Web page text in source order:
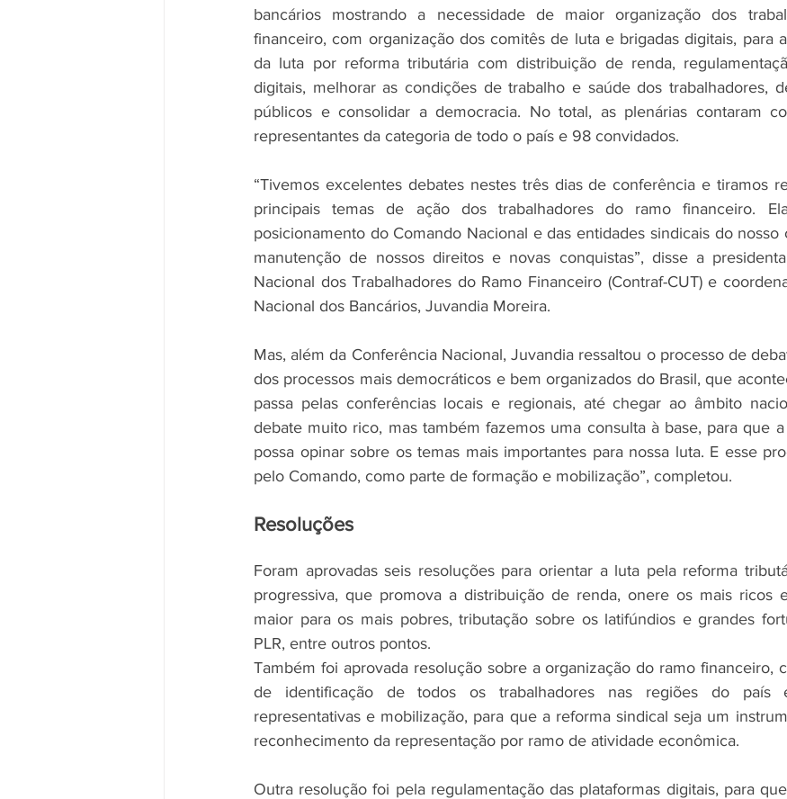
bancários mostrando a necessidade de maior organização dos
financeiro, com organização dos comitês de luta e brigadas digitais, para
da luta por reforma tributária com distribuição de renda,
digitais, melhorar as condições de trabalho e saúde dos trabalhadores,
públicos e consolidar a democracia. No total, as plenárias contaram
representantes da categoria de todo o país e 98 convidados.
“Tivemos excelentes debates nestes três dias de conferência e tiramos
principais temas de ação dos trabalhadores do ramo financeiro.
posicionamento do Comando Nacional e das entidades sindicais do nosso
manutenção de nossos direitos e novas conquistas”, disse a
Nacional dos Trabalhadores do Ramo Financeiro (Contraf-CUT) e
Nacional dos Bancários, Juvandia Moreira.
Mas, além da Conferência Nacional, Juvandia ressaltou o processo de
dos processos mais democráticos e bem organizados do Brasil, que
passa pelas conferências locais e regionais, até chegar ao âmbito
debate muito rico, mas também fazemos uma consulta à base, para que
possa opinar sobre os temas mais importantes para nossa luta. E esse
pelo Comando, como parte de formação e mobilização”, completou.
Resoluções
Foram aprovadas seis resoluções para orientar a luta pela reforma
progressiva, que promova a distribuição de renda, onere os mais ricos
maior para os mais pobres, tributação sobre os latifúndios e grandes
PLR, entre outros pontos.
Também foi aprovada resolução sobre a organização do ramo financeiro,
de identificação de todos os trabalhadores nas regiões do país
representativas e mobilização, para que a reforma sindical seja um
reconhecimento da representação por ramo de atividade econômica.
Outra resolução foi pela regulamentação das plataformas digitais, para